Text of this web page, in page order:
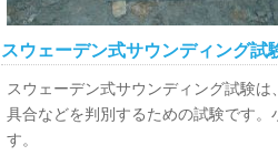
スウェーデン式サウンディング試
スウェーデン式サウンディング試験
具合などを判別するための試験です
す。